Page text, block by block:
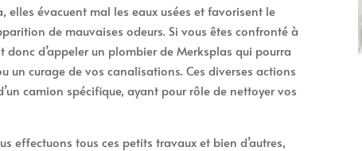
évacuent mal les eaux usées et favorisent le
de mauvaises odeurs. Si vous êtes confronté à
d’appeler un plombier de Merksplas qui pourra
un curage de vos canalisations. Ces diverses actions
camion spécifique, ayant pour rôle de nettoyer vos
effectuons tous ces petits travaux et bien d’autres,